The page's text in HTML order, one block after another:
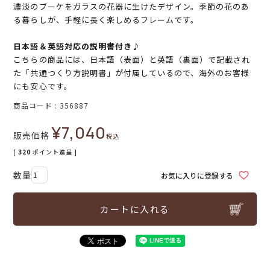
濃淡のブーケをガラスの花器に生けたデザイン。季節の花のあ
る暮らしが、手軽に長く楽しめるフレームです。
日本語＆英語対応の説明書付き♪
こちらの商品には、日本語（表面）と英語（裏面）で記載され
た「共通つくり方説明書」が付属しているので、海外のお客様
にも安心です。
商品コード 356887
販売価格 ¥7,040税込
[ 320 ポイント進呈 ]
お気に入りに登録する
カートに入れる